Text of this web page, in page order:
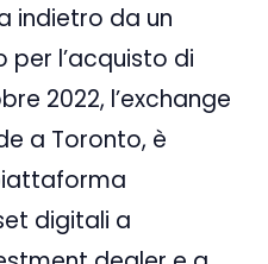
indietro da un
l’acquisto di
2022, l’exchange
a Toronto, è
digitali a